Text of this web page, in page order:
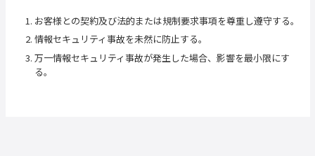
1. お客様との契約及び法的または規制要求事項を尊重し遵守する。
2. 情報セキュリティ事故を未然に防止する。
3. 万一情報セキュリティ事故が発生した場合、影響を最小限にす
る。